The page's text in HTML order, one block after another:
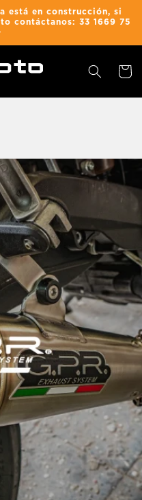
está en construcción, si
contáctanos: 33 1669 75
Carrito